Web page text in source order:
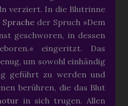
verziert. In die Blutrinne
der Spruch »Dem
geschworen, in dessen
eingeritzt. Das
um sowohl einhändig
geführt zu werden und
berühren, die das Blut
in sich trugen. Allen